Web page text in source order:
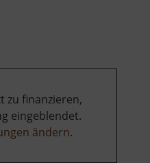
zu finanzieren,
eingeblendet.
ändern.